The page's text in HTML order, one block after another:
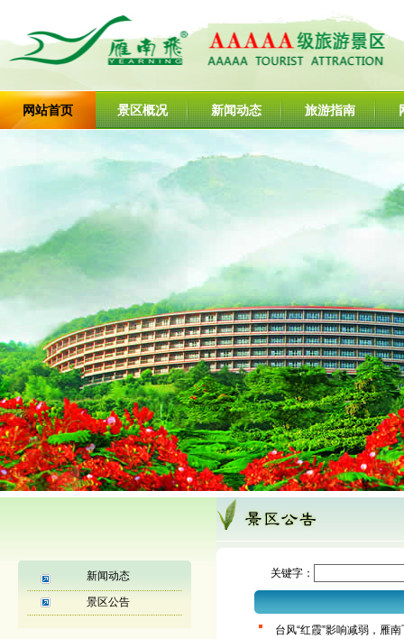
网站首页 景区概况 新闻动态 旅游指南
1
新闻动态
景区公告
关键字：
台风“红霞”影响减弱，雁